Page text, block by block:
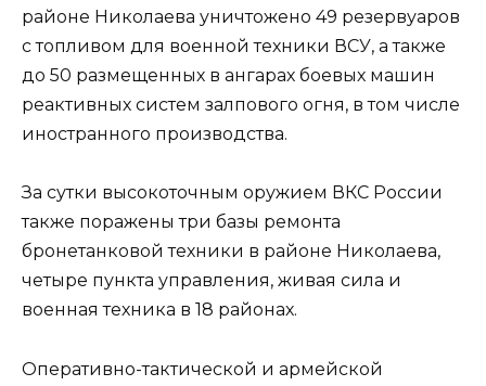
районе Николаева уничтожено 49 резервуаров
с топливом для военной техники ВСУ, а также
до 50 размещенных в ангарах боевых машин
реактивных систем залпового огня, в том числе
иностранного производства.
За сутки высокоточным оружием ВКС России
также поражены три базы ремонта
бронетанковой техники в районе Николаева,
четыре пункта управления, живая сила и
военная техника в 18 районах.
Оперативно-тактической и армейской